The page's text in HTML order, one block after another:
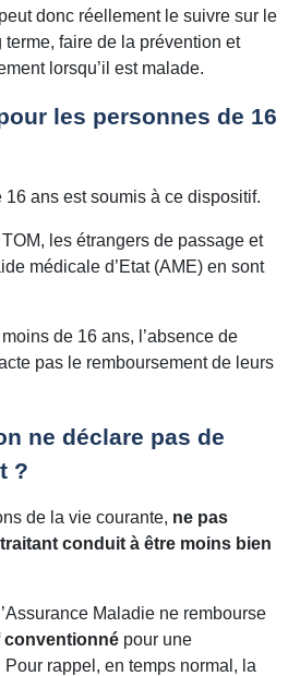
donc réellement le suivre sur le
faire de la prévention et
lorsqu’il est malade.
les personnes de 16
16 ans est soumis à ce dispositif.
les étrangers de passage et
médicale d’Etat (AME) en sont
de 16 ans, l’absence de
pas le remboursement de leurs
ne déclare pas de
?
de la vie courante, ne pas
conduit à être moins bien
Maladie ne rembourse
conventionné pour une
rappel, en temps normal, la